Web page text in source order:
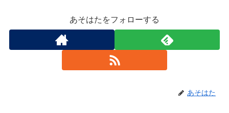
あそはたをフォローする
あそはた